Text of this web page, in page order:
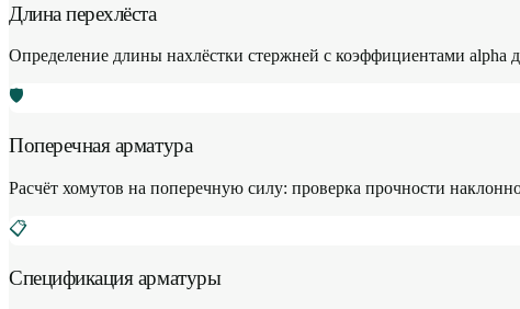
Длина перехлёста
Определение длины нахлёстки стержней с коэффициентами
🛡
Поперечная арматура
Расчёт хомутов на поперечную силу: проверка прочности
📋
Спецификация арматуры